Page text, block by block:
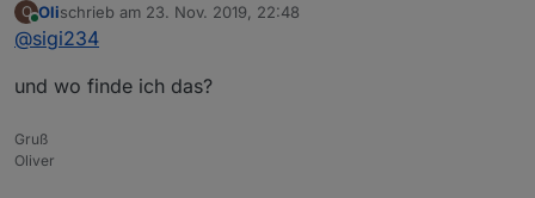
kann, ist das nur bei mir so?
Layout des Listenelements
O
Online
Olischrieb am 23. Nov. 2019, 22:48
zuletzt editiert von
@sigi234
und wo finde ich das?
Gruß
Oliver